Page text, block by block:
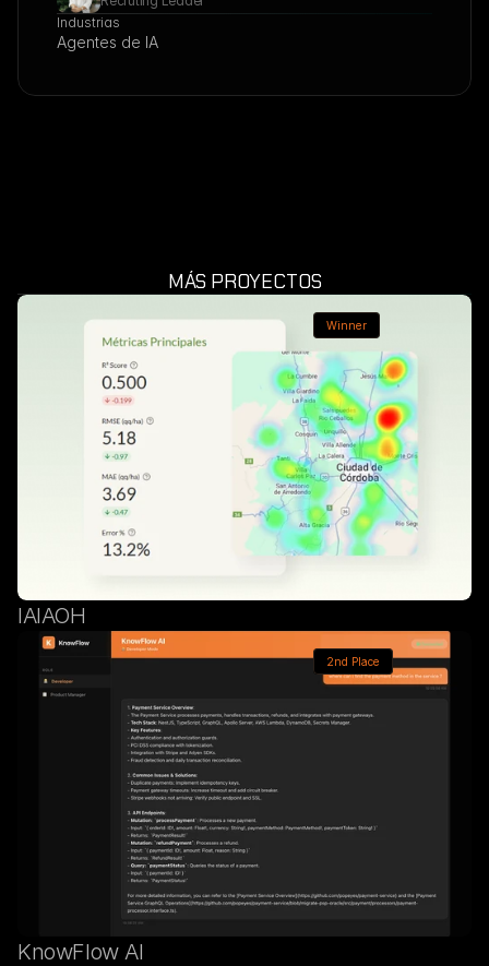
Industrias
Agentes de IA
MÁS PROYECTOS
Winner
IAIAOH
2nd Place
KnowFlow AI